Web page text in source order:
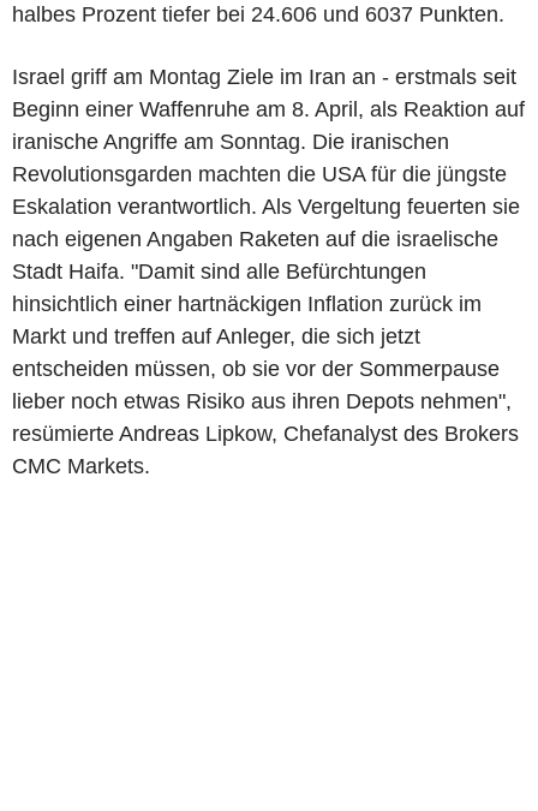
halbes Prozent tiefer bei 24.606 und 6037 Punkten.
Israel griff am Montag Ziele im Iran an - erstmals seit
Beginn einer Waffenruhe am 8. April, als Reaktion auf
iranische Angriffe am Sonntag. Die iranischen
Revolutionsgarden machten die USA für die jüngste
Eskalation verantwortlich. Als Vergeltung feuerten sie
nach eigenen Angaben Raketen auf die israelische
Stadt Haifa. "Damit sind alle Befürchtungen
hinsichtlich einer hartnäckigen Inflation zurück im
Markt und treffen auf Anleger, die sich jetzt
entscheiden müssen, ob sie vor der Sommerpause
lieber noch etwas Risiko aus ihren Depots nehmen",
resümierte Andreas Lipkow, Chefanalyst des Brokers
CMC Markets.